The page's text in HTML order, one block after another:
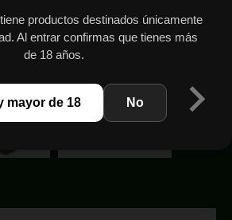
productos destinados únicamente
Al entrar confirmas que tienes más
de 18 años.
mayor de 18 No